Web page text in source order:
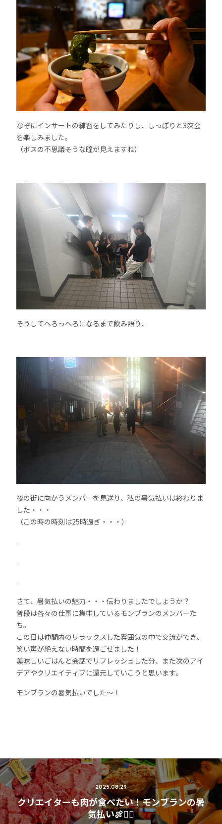
なぞにインサートの練習をしてみたりし、しっぽりと3次会
を楽しみました。
（ボスの不思議そうな瞳が見えますね）
そうしてへろっへろになるまで飲み語り、
夜の街に向かうメンバーを見送り、私の暑気払いは終わりま
した・・・
（この時の時刻は25時過ぎ・・・）
.
.
.
さて、暑気払いの魅力・・・伝わりましたでしょうか？
普段は各々の仕事に集中しているモンブランのメンバーた
ち。
この日は仲間内のリラックスした雰囲気の中で交流ができ、
笑い声が絶えない時間を過ごせました！
美味しいごはんと会話でリフレッシュした分、また次のアイ
デアやクリエイティブに還元していこうと思います。
モンブランの暑気払いでした〜！
2025.08.29
クリエイターも肉が食べたい！モンブランの暑
気払い🍖❤️‍🔥